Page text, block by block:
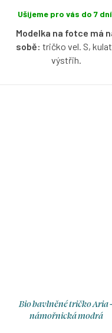
Ušijeme pro vás do 7
Modelka na fotce má
sobě: tričko vel. S,
výstřih.
Bio bavlněné tričko Aria
námořnická modrá